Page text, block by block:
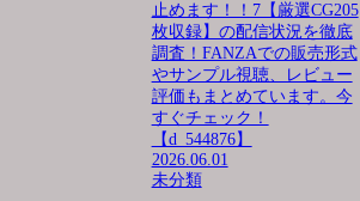
止めます！！7【厳選CG205
枚収録】の配信状況を徹底
調査！FANZAでの販売形式
やサンプル視聴、レビュー
評価もまとめています。今
すぐチェック！
【d_544876】
2026.06.01
未分類